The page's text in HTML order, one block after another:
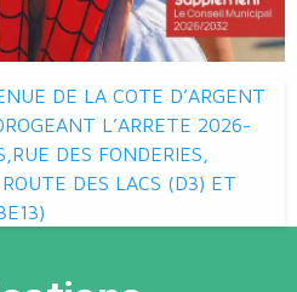
DE LA COTE D’ARGENT
L’ARRETE 2026-
DES FONDERIES,
DES LACS (D3) ET